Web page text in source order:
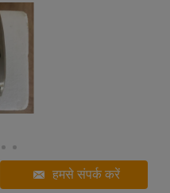
हमसे संपर्क करें